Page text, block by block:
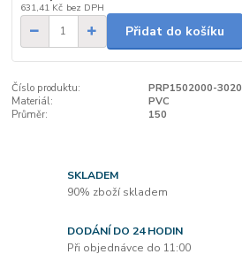
631,41 Kč bez DPH
Přidat do košíku
Číslo produktu:
PRP1502000-3020
Materiál:
PVC
Průměr:
150
SKLADEM
90% zboží skladem
DODÁNÍ DO 24 HODIN
Při objednávce do 11:00